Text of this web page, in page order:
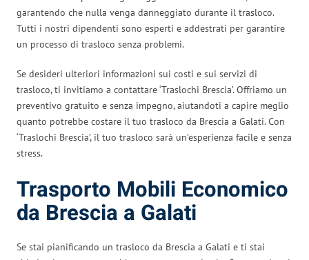
garantendo che nulla venga danneggiato durante il trasloco.
Tutti i nostri dipendenti sono esperti e addestrati per garantire
un processo di trasloco senza problemi.
Se desideri ulteriori informazioni sui costi e sui servizi di
trasloco, ti invitiamo a contattare ‘Traslochi Brescia’. Offriamo un
preventivo gratuito e senza impegno, aiutandoti a capire meglio
quanto potrebbe costare il tuo trasloco da Brescia a Galati. Con
‘Traslochi Brescia’, il tuo trasloco sarà un’esperienza facile e senza
stress.
Trasporto Mobili Economico
da Brescia a Galati
Se stai pianificando un trasloco da Brescia a Galati e ti stai